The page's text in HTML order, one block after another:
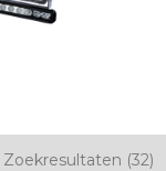
Zoekresultaten (32)